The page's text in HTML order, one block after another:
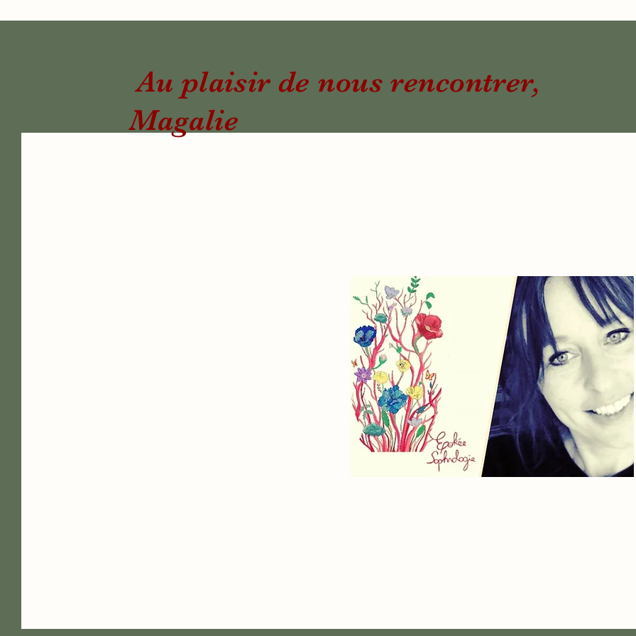
Au plaisir de nous
Magalie